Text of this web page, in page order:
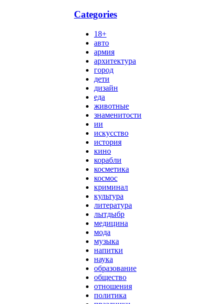
Categories
18+
авто
армия
архитектура
город
дети
дизайн
еда
животные
знаменитости
ии
искусство
история
кино
корабли
косметика
космос
криминал
культура
литература
лытдыбр
медицина
мода
музыка
напитки
наука
образование
общество
отношения
политика